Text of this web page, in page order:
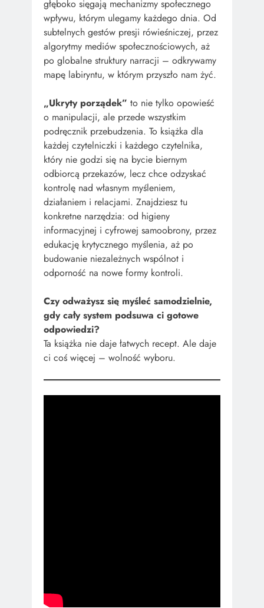
głęboko sięgają mechanizmy społecznego
wpływu, którym ulegamy każdego dnia. Od
subtelnych gestów presji rówieśniczej, przez
algorytmy mediów społecznościowych, aż
po globalne struktury narracji – odkrywamy
mapę labiryntu, w którym przyszło nam żyć.
„Ukryty porządek” to nie tylko opowieść
o manipulacji, ale przede wszystkim
podręcznik przebudzenia. To książka dla
każdej czytelniczki i każdego czytelnika,
który nie godzi się na bycie biernym
odbiorcą przekazów, lecz chce odzyskać
kontrolę nad własnym myśleniem,
działaniem i relacjami. Znajdziesz tu
konkretne narzędzia: od higieny
informacyjnej i cyfrowej samoobrony, przez
edukację krytycznego myślenia, aż po
budowanie niezależnych wspólnot i
odporność na nowe formy kontroli.
Czy odważysz się myśleć samodzielnie,
gdy cały system podsuwa ci gotowe
odpowiedzi?
Ta książka nie daje łatwych recept. Ale daje
ci coś więcej – wolność wyboru.